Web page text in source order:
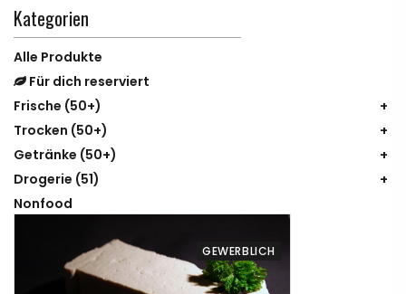
Kategorien
Alle Produkte
Für dich reserviert
Frische (50+)
Trocken (50+)
Getränke (50+)
Drogerie (51)
Nonfood
GEWERBLICH